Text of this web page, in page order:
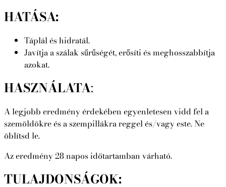
HATÁSA:
Táplál és hidratál.
Javítja a szálak sűrűségét, erősíti és meghosszabbítja
azokat.
HASZNÁLATA:
A legjobb eredmény érdekében egyenletesen vidd fel a
szemöldökre és a szempillákra reggel és/vagy este. Ne
öblítsd le.
Az eredmény 28 napos időtartamban várható.
TULAJDONSÁGOK: